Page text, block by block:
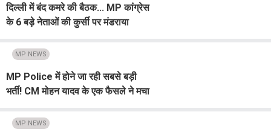
दिल्ली में बंद कमरे की बैठक... MP कांग्रेस
के 6 बड़े नेताओं की कुर्सी पर मंडराया
MP NEWS
MP Police में होने जा रही सबसे बड़ी
भर्ती! CM मोहन यादव के एक फैसले ने मचा
MP NEWS